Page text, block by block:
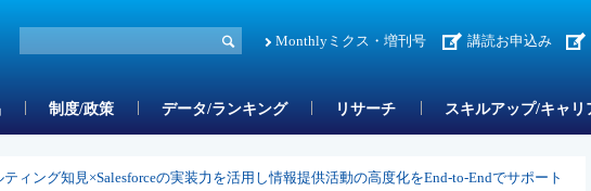
Monthlyミクス・増刊号 講読お申込み
制度/政策 データ/ランキング リサーチ スキルアップ/キャリ
ィング知見×Salesforceの実装力を活用し情報提供活動の高度化をEnd-to-Endでサポート